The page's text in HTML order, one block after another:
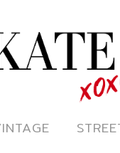
ดูหนังออนไลน์